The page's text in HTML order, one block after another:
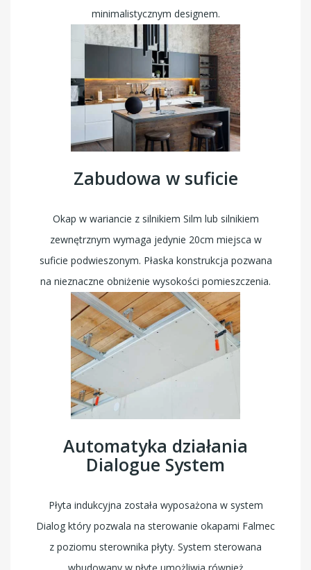
minimalistycznym designem.
Zabudowa w suficie
Okap w wariancie z silnikiem Silm lub silnikiem
zewnętrznym wymaga jedynie 20cm miejsca w
suficie podwieszonym. Płaska konstrukcja pozwana
na nieznaczne obniżenie wysokości pomieszczenia.
Automatyka działania
Dialogue System
Płyta indukcyjna została wyposażona w system
Dialog który pozwala na sterowanie okapami Falmec
z poziomu sterownika płyty. System sterowana